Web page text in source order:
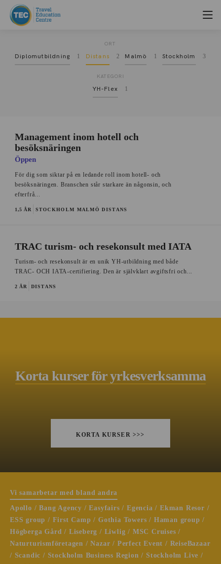
Hitta ditt YH-program
ORT
Diplomutbildning 1 Distans 2 Malmö 1 Stockholm 3
KATEGORI
YH-Flex 1
Management inom hotell och
besöksnäringen
Öppen
För dig som siktar på en ledande roll inom hotell- och
besöksnäringen. Branschen står starkare än någonsin, och
efterfrå...
1,5 ÅR STOCKHOLM MALMÖ DISTANS
TRAC turism- och resekonsult med IATA
Turism- och resekonsult är en unik YH-utbildning med både
TRAC- OCH IATA-certifiering. Den är självklart avgiftsfri och...
2 ÅR DISTANS
Korta kurser för yrkesverksamma
KORTA KURSER >>>
Vi samarbetar med bland andra
Apollo / Bang Agency / Easyfairs / Egencia / Ekman Resor /
ESS group / First Camp / Gothia Towers / Haman group /
Högberga Gård / Liseberg / Liwlig / MSC Cruises /
Naturturismföretagen / Nazar / Perfect Event / ReiseBazaar
/ Scandic / Stockholm Business Region / Stockholm Live /